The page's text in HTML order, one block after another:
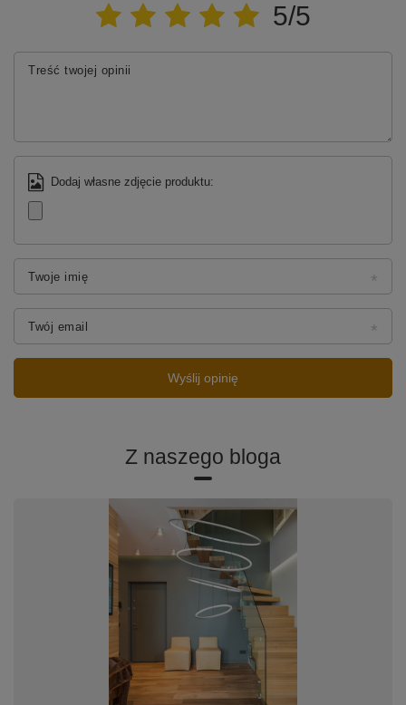
5/5
Treść twojej opinii
Dodaj własne zdjęcie produktu:
Twoje imię
Twój email
Wyślij opinię
Z naszego bloga